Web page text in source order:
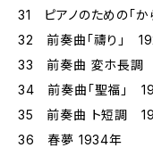
31 ピアノのための「
32 前奏曲「禱り」
33 前奏曲 変ホ長調
34 前奏曲「聖福」
35 前奏曲 ト短調
36 春夢 1934年